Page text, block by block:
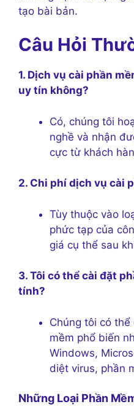
tạo bài bản.
Câu Hỏi
1. Dịch vụ cài phần
uy tín không?
Có, chúng tôi
nghề và nhận
cực từ khách
2. Chi phí dịch vụ cài
Tùy thuộc vào
phức tạp của
giá cụ thể sau
3. Tôi có thể cài đặt
tính?
Chúng tôi có
mềm phổ biến
Windows,
diệt virus, phần
Những Loại Phần